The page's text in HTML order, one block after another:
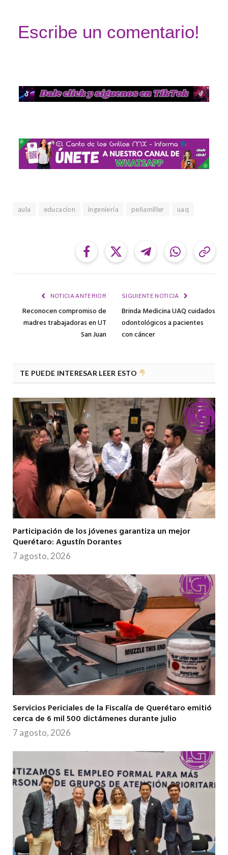
Escribe un comentario!
aula educacion ingenieria peñamiller uaq
FacebookTwitterTelegramWhatsApp
NOTICIA ANTERIOR
Reconocen compromiso de
madres trabajadoras en UT
San Juan
SIGUIENTE NOTICIA
Brinda Medicina UAQ cuidados
odontológicos a pacientes
con cáncer
TE PUEDE INTERESAR LEER ESTO
Participación de los jóvenes garantiza un mejor
Querétaro: Agustín Dorantes
7 agosto, 2026
Servicios Periciales de la Fiscalía de Querétaro emitió
cerca de 6 mil 500 dictámenes durante julio
7 agosto, 2026